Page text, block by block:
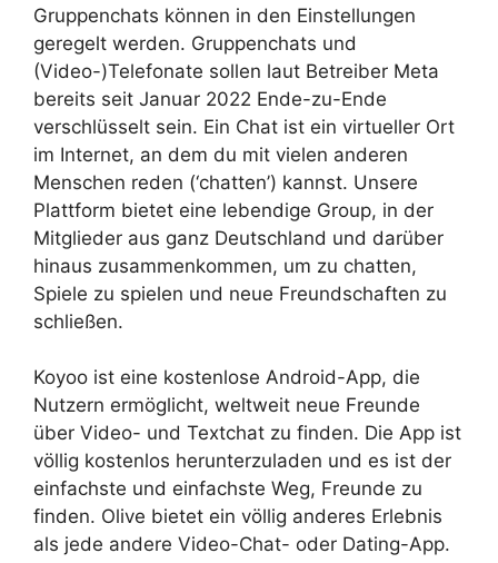
Gruppenchats können in den Einstellungen
geregelt werden. Gruppenchats und
(Video-)Telefonate sollen laut Betreiber Meta
bereits seit Januar 2022 Ende-zu-Ende
verschlüsselt sein. Ein Chat ist ein virtueller Ort
im Internet, an dem du mit vielen anderen
Menschen reden (‘chatten’) kannst. Unsere
Plattform bietet eine lebendige Group, in der
Mitglieder aus ganz Deutschland und darüber
hinaus zusammenkommen, um zu chatten,
Spiele zu spielen und neue Freundschaften zu
schließen.
Koyoo ist eine kostenlose Android-App, die
Nutzern ermöglicht, weltweit neue Freunde
über Video- und Textchat zu finden. Die App ist
völlig kostenlos herunterzuladen und es ist der
einfachste und einfachste Weg, Freunde zu
finden. Olive bietet ein völlig anderes Erlebnis
als jede andere Video-Chat- oder Dating-App.